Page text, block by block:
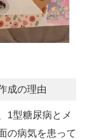
成の理由
1型糖尿病とメ
の病気を患って